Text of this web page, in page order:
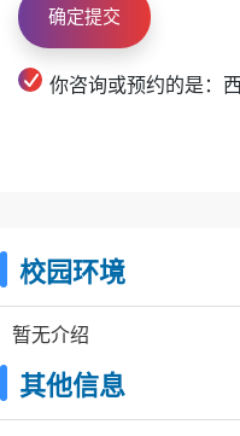
你咨询或预约的是：
校园环境
暂无介绍
其他信息